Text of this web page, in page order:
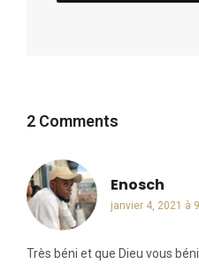
2 Comments
Enosch
janvier 4, 2021 à
Très béni et que Dieu vous